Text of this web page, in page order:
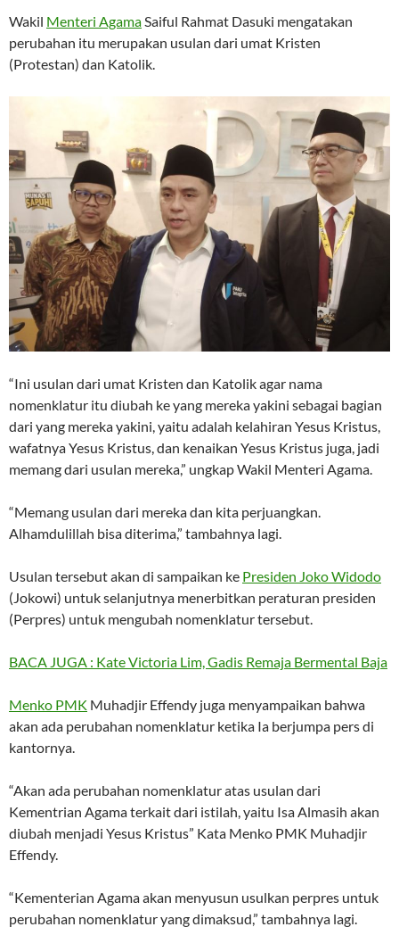
Wakil Menteri AgamaSaiful Rahmat Dasuki mengatakan
perubahan itu merupakan usulan dari umat Kristen
(Protestan) dan Katolik.
“Ini usulan dari umat Kristen dan Katolik agar nama
nomenklatur itu diubah ke yang mereka yakini sebagai bagian
dari yang mereka yakini, yaitu adalah kelahiran Yesus Kristus,
wafatnya Yesus Kristus, dan kenaikan Yesus Kristus juga, jadi
memang dari usulan mereka,” ungkap Wakil Menteri Agama.
“Memang usulan dari mereka dan kita perjuangkan.
Alhamdulillah bisa diterima,” tambahnya lagi.
Usulan tersebut akan di sampaikan ke Presiden Joko Widodo
(Jokowi) untuk selanjutnya menerbitkan peraturan presiden
(Perpres) untuk mengubah nomenklatur tersebut.
BACA JUGA : Kate Victoria Lim, Gadis Remaja Bermental Baja
Menko PMK Muhadjir Effendy juga menyampaikan bahwa
akan ada perubahan nomenklatur ketika Ia berjumpa pers di
kantornya.
“Akan ada perubahan nomenklatur atas usulan dari
Kementrian Agama terkait dari istilah, yaitu Isa Almasih akan
diubah menjadi Yesus Kristus” Kata Menko PMK Muhadjir
Effendy.
“Kementerian Agama akan menyusun usulkan perpres untuk
perubahan nomenklatur yang dimaksud,” tambahnya lagi.